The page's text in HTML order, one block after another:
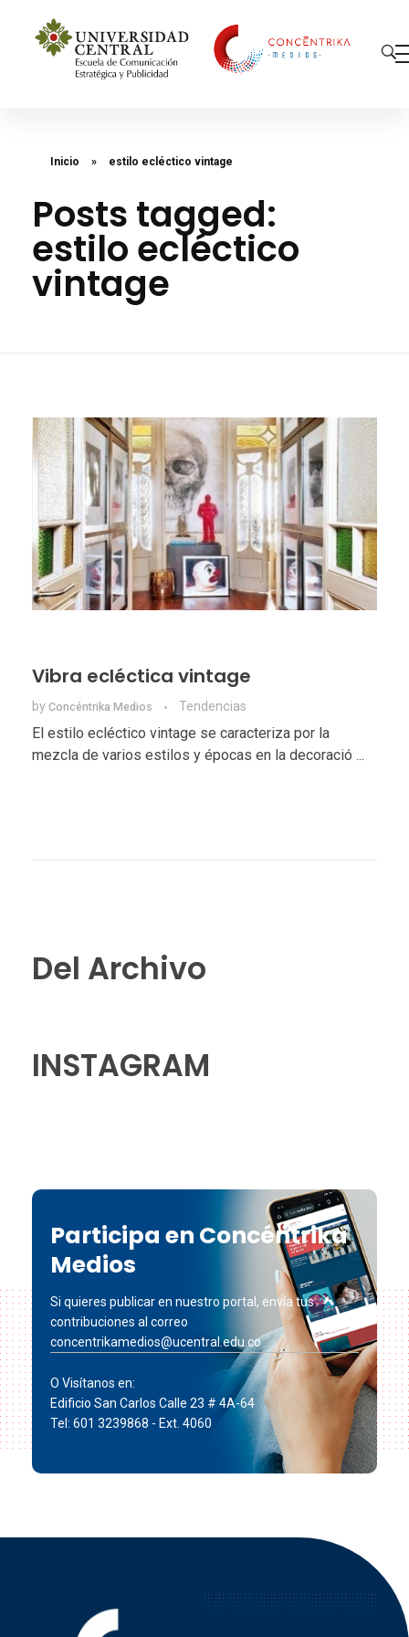
Inicio » estilo ecléctico vintage
Posts tagged:
estilo ecléctico
vintage
Vibra ecléctica vintage
by Concéntrika Medios Tendencias
El estilo ecléctico vintage se caracteriza por la
mezcla de varios estilos y épocas en la decoració ...
Del Archivo
INSTAGRAM
Participa en Concéntrika
Medios
Si quieres publicar en nuestro portal, envía tus
contribuciones al correo
concentrikamedios@ucentral.edu.co
O Visítanos en:
Edificio San Carlos Calle 23 # 4A-64
Tel: 601 3239868 - Ext. 4060